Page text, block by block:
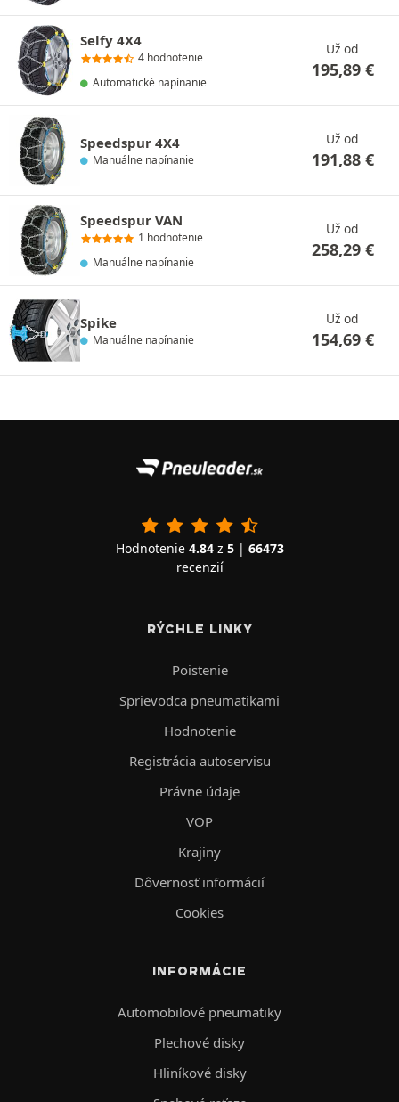
Selfy 4X4
4 hodnotenie
Automatické napínanie
Už od
195,89 €
Speedspur 4X4
Manuálne napínanie
Už od
191,88 €
Speedspur VAN
1 hodnotenie
Manuálne napínanie
Už od
258,29 €
Spike
Manuálne napínanie
Už od
154,69 €
Hodnotenie 4.84z 5| 66473
recenzií
RÝCHLE LINKY
Poistenie
Sprievodca pneumatikami
Hodnotenie
Registrácia autoservisu
Právne údaje
VOP
Krajiny
Dôvernosť informácií
Cookies
INFORMÁCIE
Automobilové pneumatiky
Plechové disky
Hliníkové disky